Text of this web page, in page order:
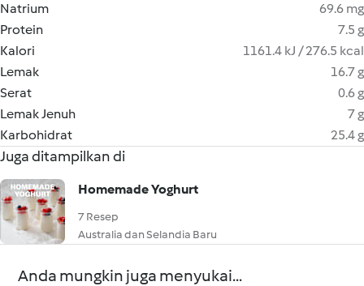
Natrium
69.6 mg
Protein
7.5 g
Kalori
1161.4 kJ / 276.5 kcal
Lemak
16.7 g
Serat
0.6 g
Lemak Jenuh
7 g
Karbohidrat
25.4 g
Juga ditampilkan di
Homemade Yoghurt
7 Resep
Australia dan Selandia Baru
Anda mungkin juga menyukai...